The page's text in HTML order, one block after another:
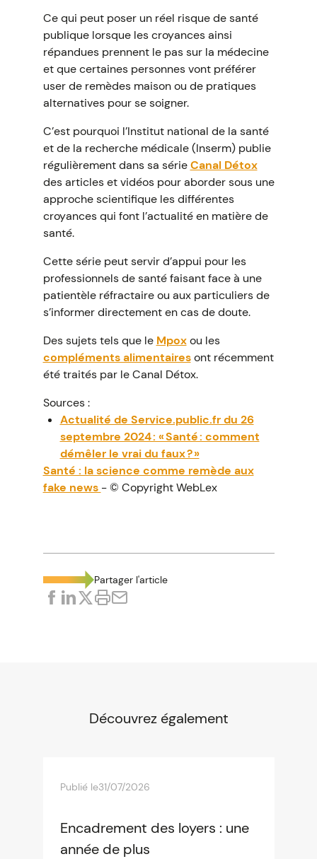
Ce qui peut poser un réel risque de santé
publique lorsque les croyances ainsi
répandues prennent le pas sur la médecine
et que certaines personnes vont préférer
user de remèdes maison ou de pratiques
alternatives pour se soigner.
C’est pourquoi l’Institut national de la santé
et de la recherche médicale (Inserm) publie
régulièrement dans sa sérieCanal Détox
des articles et vidéos pour aborder sous une
approche scientifique les différentes
croyances qui font l’actualité en matière de
santé.
Cette série peut servir d’appui pour les
professionnels de santé faisant face à une
patientèle réfractaire ou aux particuliers de
s’informer directement en cas de doute.
Des sujets tels que le Mpoxou les
compléments alimentairesont récemment
été traités par le Canal Détox.
Sources :
Actualité de Service.public.fr du 26
septembre 2024 : « Santé : comment
démêler le vrai du faux ? »
Santé : la science comme remède aux
fake news - © Copyright WebLex
Partager l'article
Découvrez également
Publié le31/07/2026
Encadrement des loyers : une
année de plus